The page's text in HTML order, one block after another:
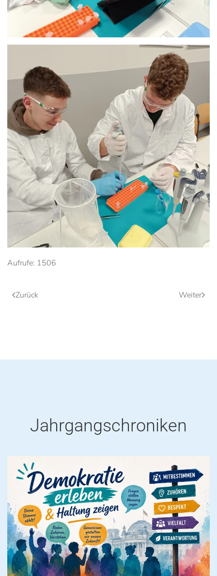
Anschauen....
Aufrufe: 1506
Zurück Weiter
Jahrgangschroniken